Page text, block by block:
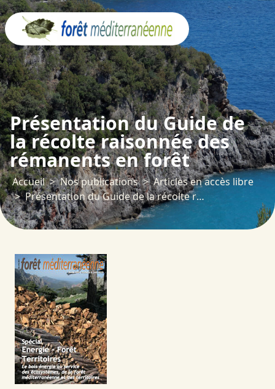
Présentation du Guide de
la récolte raisonnée des
rémanents en forêt
Accueil Nos publications
Articles en accès libre
Présentation du Guide de la récolte raisonnée des rémanents en forêt
Panneau de gestion des cookies